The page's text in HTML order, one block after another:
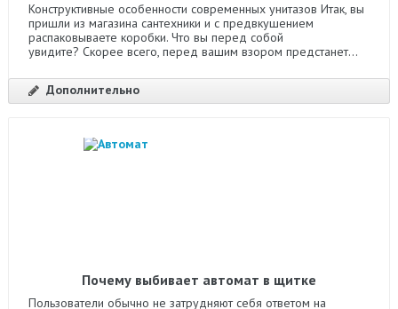
Конструктивные особенности современных унитазов Итак, вы
пришли из магазина сантехники и с предвкушением
распаковываете коробки. Что вы перед собой
увидите? Скорее всего, перед вашим взором предстанет...
Дополнительно
Почему выбивает автомат в щитке
Пользователи обычно не затрудняют себя ответом на